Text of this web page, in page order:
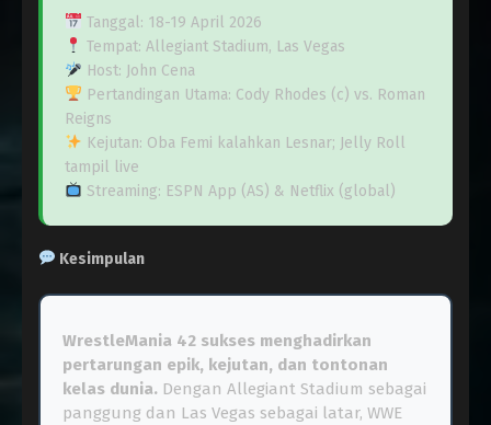
Tanggal: 18-19 April 2026
Tempat: Allegiant Stadium, Las Vegas
Host: John Cena
Pertandingan Utama: Cody Rhodes (c) vs. Roman
Reigns
Kejutan: Oba Femi kalahkan Lesnar; Jelly Roll
tampil live
Streaming: ESPN App (AS) & Netflix (global)
Kesimpulan
WrestleMania 42 sukses menghadirkan
pertarungan epik, kejutan, dan tontonan
kelas dunia. Dengan Allegiant Stadium sebagai
panggung dan Las Vegas sebagai latar, WWE